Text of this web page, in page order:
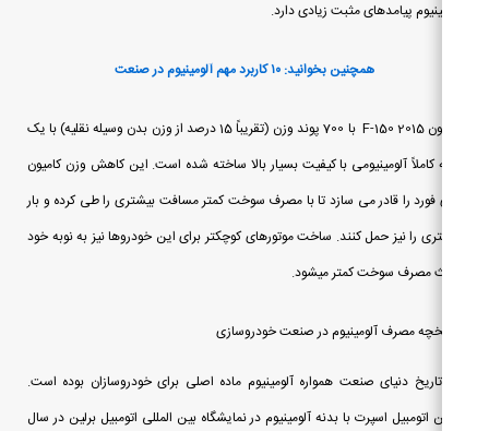
پیامدهای مثبت زیادی دارد.
همچنین بخوانید: ۱۰ کاربرد مهم آلومینیوم در صنعت
کامیون F-150 2015 با 700 پوند وزن (تقریباً 15 درصد از وزن بدن وسیله نقلیه) با یک
کاملاً آلومینیومی با کیفیت بسیار بالا ساخته شده است. این کاهش وزن کامیون
را قادر می سازد تا با مصرف سوخت کمتر مسافت بیشتری را طی کرده و بار
را نیز حمل کنند. ساخت موتورهای کوچکتر برای این خودروها نیز به نوبه خود
مصرف سوخت کمتر میشود.
مصرف آلومینیوم در صنعت خودروسازی
دنیای صنعت همواره آلومینیوم ماده اصلی برای خودروسازان بوده است.
اتومبیل اسپرت با بدنه آلومینیوم در نمایشگاه بین المللی اتومبیل برلین در سال